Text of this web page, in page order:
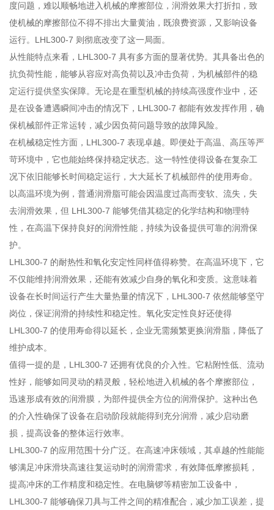
深圳市南山区前海路振业国际商务中心21楼2102
度问题，难以顺畅地进入机械的摩擦部位，润滑效果大打折扣，致
使机械的摩擦部位不得不排出大量黄油，既浪费资源，又影响设备
运行。LHL300-7 则彻底改变了这一局面。
从性能特点来看，LHL300-7 具有多方面的显著优势。其具备出色的
抗负荷性能，能够从容应对高负荷以及冲击负荷，为机械部件的稳
定运行提供坚实保障。无论是在重型机械的持续高强度作业中，还
是在设备遭遇瞬间冲击的情况下，LHL300-7 都能有效发挥作用，确
保机械部件正常运转，减少因负荷问题导致的故障风险。
在机械稳定性方面，LHL300-7 表现卓越。即便处于高温、高压等严
苛环境中，它也能始终保持稳定状态。这一特性使得设备在复杂工
况下依旧能够长时间稳定运行，大大延长了机械部件的使用寿命。
以高温环境为例，普通润滑脂可能会因温度过高而变软、流失，失
去润滑效果，但 LHL300-7 能够凭借其稳定的化学结构和物理特
性，在高温下保持良好的润滑性能，持续为设备提供可靠的润滑保
护。
LHL300-7 的耐热性和氧化安定性同样值得称赞。在高温环境下，它
不仅能维持润滑效果，还能有效减少自身的氧化和变质。这意味着
设备在长时间运行产生大量热量的情况下，LHL300-7 依然能够坚守
岗位，保证润滑的持续性和稳定性。氧化安定性良好还使得
LHL300-7 的使用寿命得以延长，企业无需频繁更换润滑脂，降低了
维护成本。
值得一提的是，LHL300-7 还拥有优良的介入性。它粘附性低、流动
性好，能够如同灵动的精灵般，轻松地进入机械的各个摩擦部位，
迅速形成有效的润滑膜，为部件提供全方位的润滑保护。这种出色
的介入性确保了设备在启动阶段就能得到充分润滑，减少启动磨
损，提高设备的整体运行效率。
LHL300-7 的应用范围十分广泛。在高速冲床领域，其卓越的性能能
够满足冲床滑块高速往复运动时的润滑需求，有效降低摩擦损耗，
提高冲床的工作精度和稳定性。在电脑锣等精密加工设备中，
LHL300-7 能够确保刀具与工件之间的精准配合，减少加工误差，提